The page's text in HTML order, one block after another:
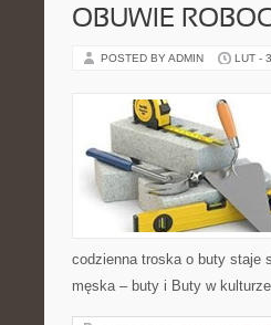
OBUWIE
POSTED BY ADMIN LUT -
codzienna troska o buty staje
męska – buty i Buty w